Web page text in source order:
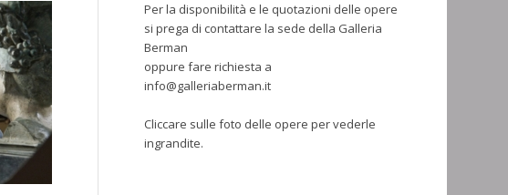
Per la disponibilità e le quotazioni delle opere
si prega di contattare la sede della Galleria
Berman
oppure fare richiesta a
info@galleriaberman.it
Cliccare sulle foto delle opere per vederle
ingrandite.